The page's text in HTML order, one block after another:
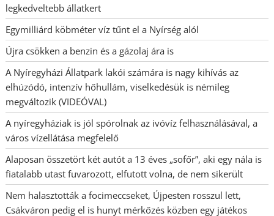
legkedveltebb állatkert
Egymilliárd köbméter víz tűnt el a Nyírség alól
Újra csökken a benzin és a gázolaj ára is
A Nyíregyházi Állatpark lakói számára is nagy kihívás az
elhúzódó, intenzív hőhullám, viselkedésük is némileg
megváltozik (VIDEÓVAL)
A nyíregyháziak is jól spórolnak az ivóvíz felhasználásával, a
város vízellátása megfelelő
Alaposan összetört két autót a 13 éves „sofőr”, aki egy nála is
fiatalabb utast fuvarozott, elfutott volna, de nem sikerült
Nem halasztották a focimeccseket, Újpesten rosszul lett,
Csákváron pedig el is hunyt mérkőzés közben egy játékos